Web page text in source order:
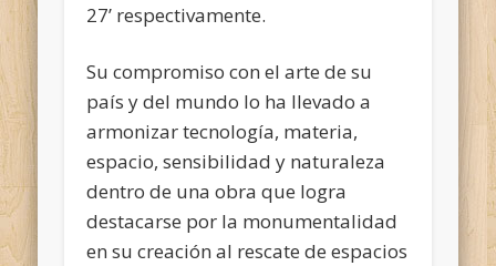
27’ respectivamente.
Su compromiso con el arte de su
país y del mundo lo ha llevado a
armonizar tecnología, materia,
espacio, sensibilidad y naturaleza
dentro de una obra que logra
destacarse por la monumentalidad
en su creación al rescate de espacios